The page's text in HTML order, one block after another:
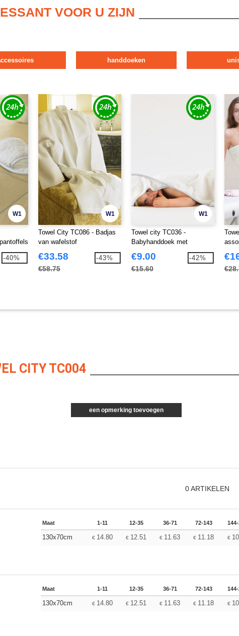
VOOR U ZIJN
handdoeken
W1
-40%
W1
Towel City TC086 - Badjas
van wafelstof
€33.58
€58.75
-43%
W1
Towel city TC036 -
Babyhanddoek met
capuchon
€9.00
€15.60
-42%
CITY TC004
een opmerking toevoegen
0ARTIKELEN
Maat 1-11 12-35 36-71 72-143
130x70cm € 14.80 € 12.51 € 11.63 € 11.18 €
Maat 1-11 12-35 36-71 72-143
130x70cm € 14.80 € 12.51 € 11.63 € 11.18 €